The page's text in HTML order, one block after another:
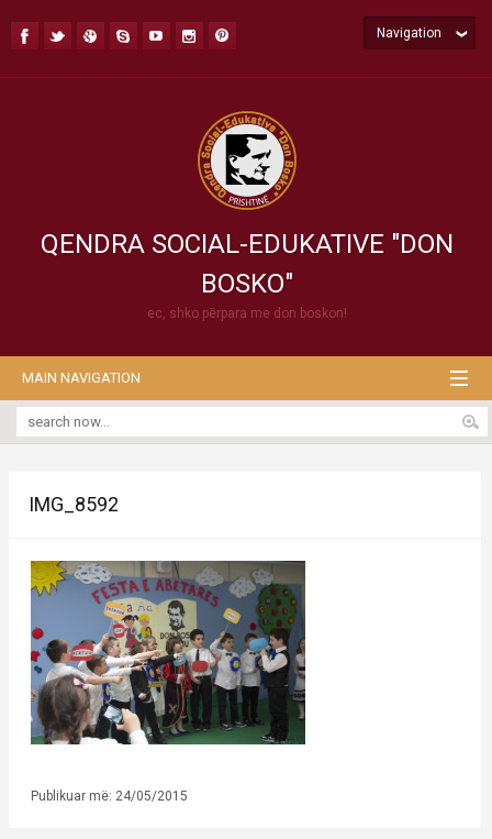
QENDRA SOCIAL-EDUKATIVE "DON
BOSKO"
ec, shko përpara me don boskon!
Navigation
MAIN NAVIGATION
IMG_8592
Publikuar më: 24/05/2015